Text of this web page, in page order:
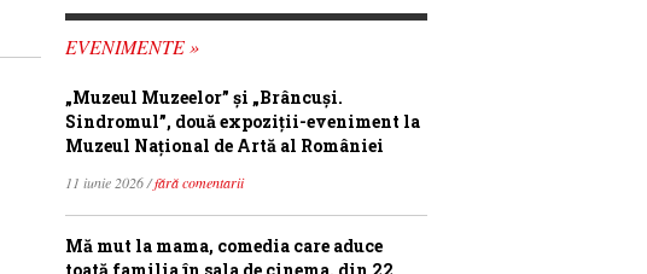
EVENIMENTE »
„Muzeul Muzeelor” și „Brâncuși.
Sindromul”, două expoziții-eveniment la
Muzeul Național de Artă al României
11 iunie 2026 /fără comentarii
Mă mut la mama, comedia care aduce